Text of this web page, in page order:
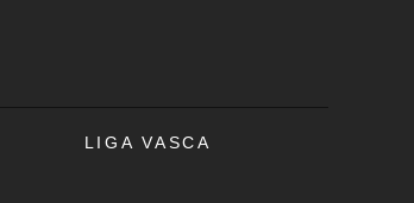
LIGA VASCA